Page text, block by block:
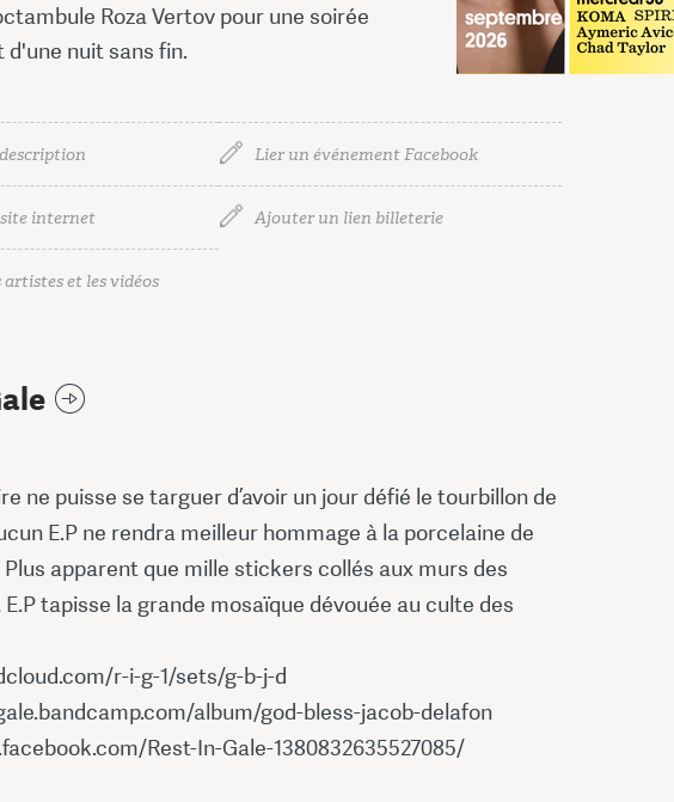
Roza Vertov pour une soirée
d'une nuit sans fin.
Lier un événement Facebook
internet Ajouter un lien billeterie
et les vidéos
ne puisse se targuer d’avoir un jour défié le tourbillon de
E.P ne rendra meilleur hommage à la porcelaine de
apparent que mille stickers collés aux murs des
tapisse la grande mosaïque dévouée au culte des
r-i-g-1/sets/g-b-j-d
album/god-bless-jacob-delafon
Rest-In-Gale-1380832635527085/